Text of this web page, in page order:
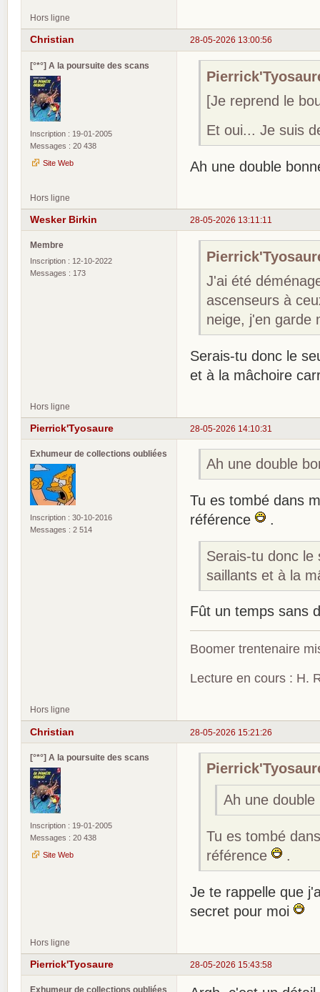
Hors ligne
28-05-2026 13:00:56
Christian
[°*°] A la poursuite des scans
Inscription : 19-01-2005
Messages : 20 438
Site Web
[Je reprend le
Et oui... Je suis
Ah une double
Hors ligne
28-05-2026 13:11:11
Wesker Birkin
Membre
Inscription : 12-10-2022
Messages : 173
J'ai été
ascenseurs à
neige, j'en garde
Serais-tu donc le
et à la mâchoire
Hors ligne
28-05-2026 14:10:31
Pierrick'Tyosaure
Exhumeur de collections oubliées
Inscription : 30-10-2016
Messages : 2 514
Ah une double
Tu es tombé dans
référence
.
Serais-tu donc le
saillants et à la
Fût un temps sans
Boomer trentenaire
Lecture en cours : H.
Hors ligne
28-05-2026 15:21:26
Christian
[°*°] A la poursuite des scans
Inscription : 19-01-2005
Messages : 20 438
Site Web
Ah une
Tu es tombé
référence
.
Je te rappelle que
secret pour moi
Hors ligne
28-05-2026 15:43:58
Pierrick'Tyosaure
Exhumeur de collections oubliées